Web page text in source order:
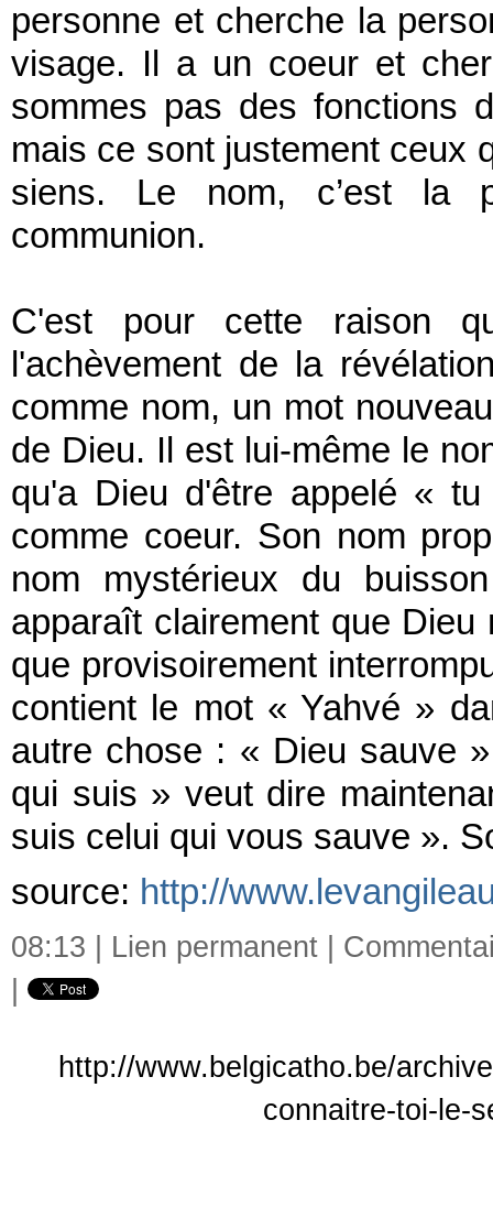
personne et cherche la
visage. Il a un coeur et
sommes pas des fonctions
mais ce sont justement ceux
siens. Le nom, c’est la
communion.
C'est pour cette raison
l'achèvement de la
comme nom, un mot
de Dieu. Il est lui-même le
qu'a Dieu d'être appelé «
comme coeur. Son nom
nom mystérieux du
apparaît clairement que
que provisoirement
contient le mot « Yahvé »
autre chose : « Dieu sauve
qui suis » veut dire
suis celui qui vous sauve ».
source: http://
08:13 | Lien permanent
http://www.belgicatho.be/
connaitre-toi-le-